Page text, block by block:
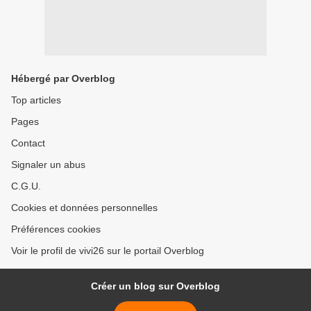
Hébergé par Overblog
Top articles
Pages
Contact
Signaler un abus
C.G.U.
Cookies et données personnelles
Préférences cookies
Voir le profil de vivi26 sur le portail Overblog
Créer un blog sur Overblog